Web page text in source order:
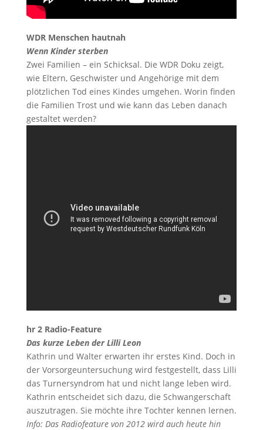
WDR Menschen hautnah
Wenn Kinder sterben
Zwei Familien – ein Schicksal. Die WDR Doku zeigt,
wie Eltern, Geschwister und Angehörige mit dem
plötzlichen Tod eines Kindes umgehen. Worin finden
die Familien Trost und wie kann das Leben danach
gestaltet werden?
hr 2 Radio-Feature
Das kurze Leben der Lilli Leon
Kathrin und Walter erwarten ihr erstes Kind. Doch in
der Vorsorgeuntersuchung wird festgestellt, dass Lilli
das Turnersyndrom hat und nicht lange leben wird.
Kathrin entscheidet sich dazu, die Schwangerschaft
auszutragen. Sie möchte ihre Tochter kennen lernen.
Info: Das Radiofeature von 2012 wird auch heute hin